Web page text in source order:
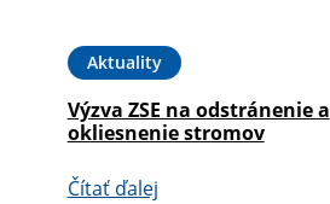
Aktuality
Výzva ZSE na odstránenie a
okliesnenie stromov
Čítať ďalej